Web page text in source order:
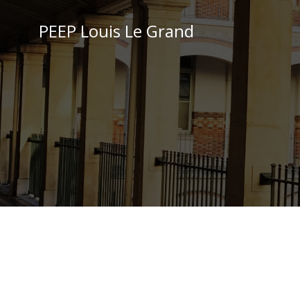
contenuPEEP Louis Le Grand